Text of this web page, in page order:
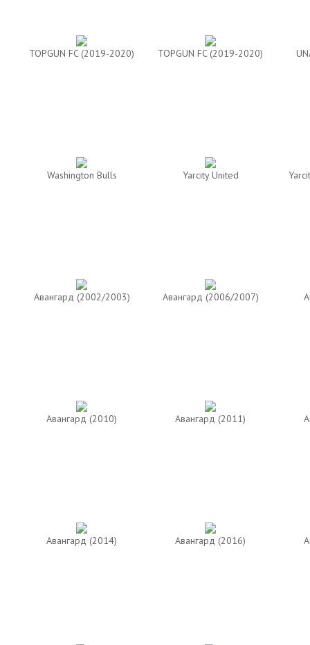
TOPGUN FC (2019-2020) TOPGUN FC (2019-2020)
Washington Bulls Yarcity United
Авангард (2002/2003) Авангард (2006/2007)
Авангард (2010) Авангард (2011)
Авангард (2014) Авангард (2016)